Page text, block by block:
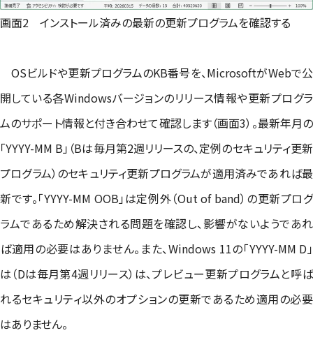
画面2 インストール済みの最新の更新プログラムを確認する
OSビルドや更新プログラムのKB番号を、MicrosoftがWebで公
開している各Windowsバージョンのリリース情報や更新プログラ
ムのサポート情報と付き合わせて確認します（画面3）。最新年月の
「YYYY-MM B」（Bは毎月第2週リリースの、定例のセキュリティ更新
プログラム）のセキュリティ更新プログラムが適用済みであれば最
新です。「YYYY-MM OOB」は定例外（Out of band）の更新プログ
ラムであるため解決される問題を確認し、影響がないようであれ
ば適用の必要はありません。また、Windows 11の「YYYY-MM D」
は（Dは毎月第4週リリース）は、プレビュー更新プログラムと呼ば
れるセキュリティ以外のオプションの更新であるため適用の必要
はありません。